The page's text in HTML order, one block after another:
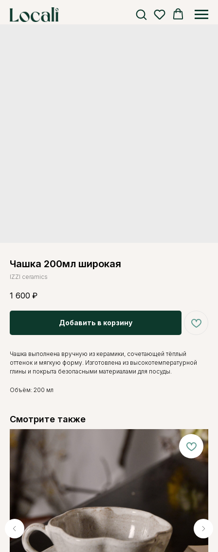
Чашка 200мл широкая
IZZI ceramics
1 600 ₽
Добавить в корзину
Чашка выполнена вручную из керамики, сочетающей тёплый
оттенок и мягкую форму. Изготовлена из высокотемпературной
глины и покрыта безопасными материалами для посуды.
Объём: 200 мл
Смотрите также